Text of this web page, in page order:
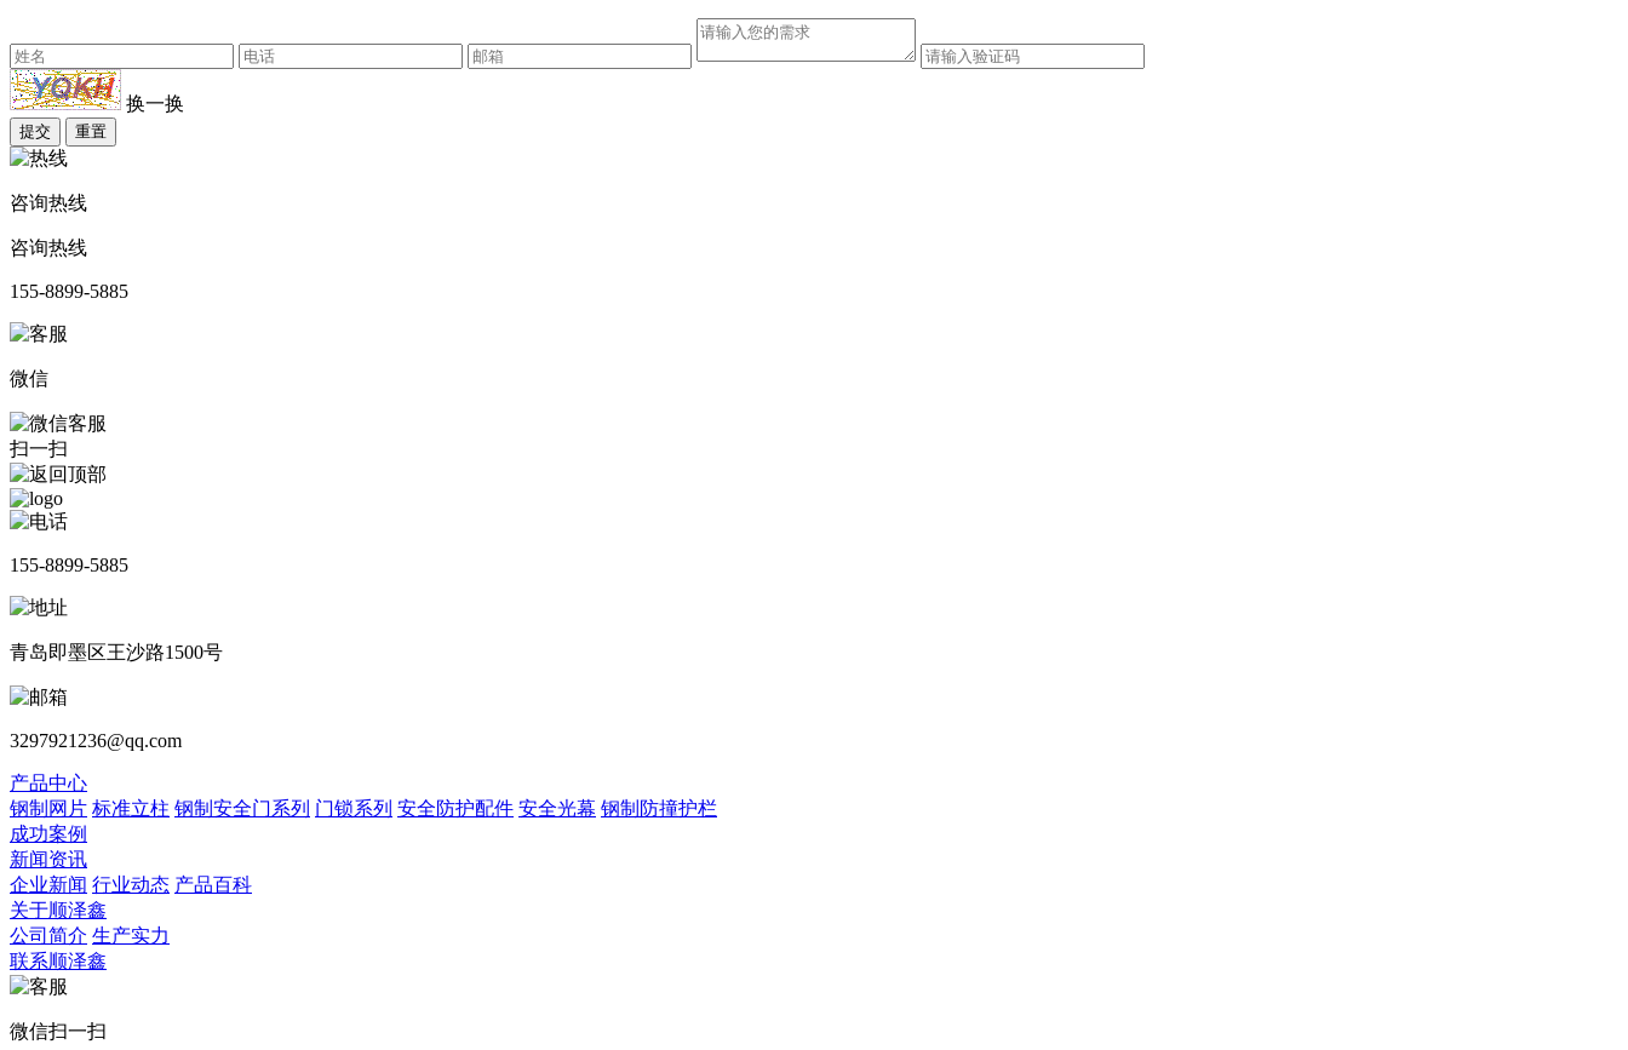
换一换
提交 重置
咨询热线
咨询热线
155-8899-5885
微信
扫一扫
155-8899-5885
青岛即墨区王沙路1500号
3297921236@qq.com
产品中心
钢制网片 标准立柱 钢制安全门系列 门锁系列 安全防护配件 安全光幕 钢制防撞护栏
成功案例
新闻资讯
企业新闻 行业动态 产品百科
关于顺泽鑫
公司简介 生产实力
联系顺泽鑫
微信扫一扫